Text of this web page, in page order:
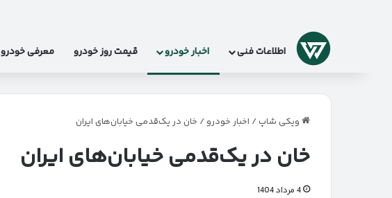
لوگو اطلاعات فنی اخبار خودرو قیمت روز خودرو معرفی خودرو
ویکی شاپ/ اخبار خودرو/ خان در یک‌قدمی خیابان‌های ایران
خان در یک‌قدمی خیابان‌های ایران
4 مرداد 1404